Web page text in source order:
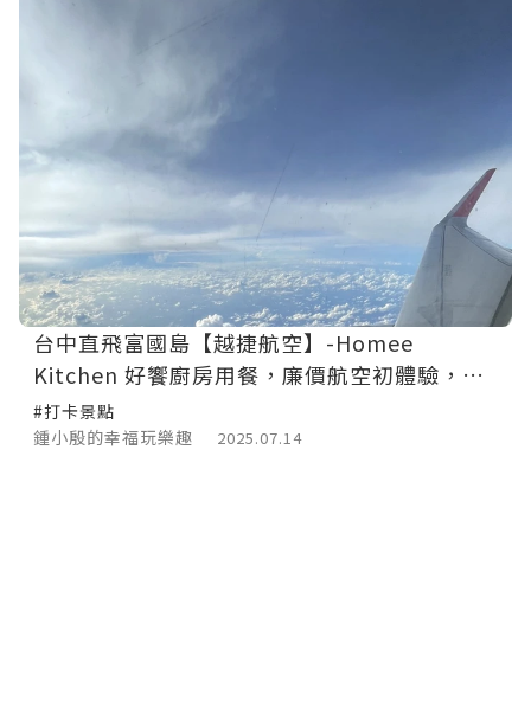
台中直飛富國島【越捷航空】-Homee
Kitchen 好饗廚房用餐，廉價航空初體驗，台
中清泉崗機場直飛，越南唯一開放台灣免簽證
的地區。
#打卡景點
鍾小殷的幸福玩樂趣
2025.07.14